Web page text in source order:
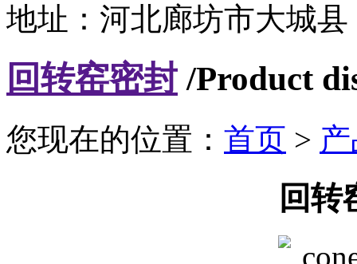
地址：河北廊坊市大城县
回转窑密封 /Product
您现在的位置： 首页 >
回转